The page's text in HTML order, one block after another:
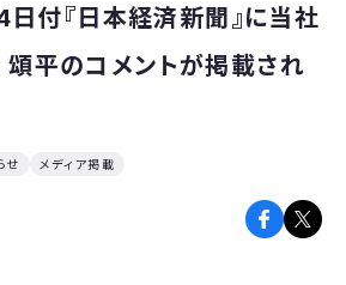
付『日本経済新聞』に当社
頌平のコメントが掲載され
せ メディア掲載